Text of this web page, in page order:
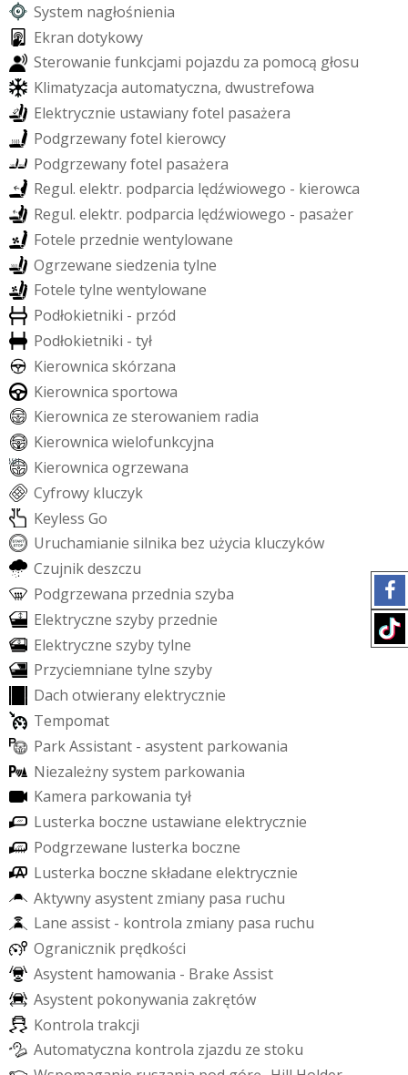
System nagłośnienia
Ekran dotykowy
Sterowanie funkcjami pojazdu za pomocą głosu
Klimatyzacja automatyczna, dwustrefowa
Elektrycznie ustawianyfotel pasażera
Podgrzewanyfotel kierowcy
Podgrzewanyfotel pasażera
Regul. elektr. podparcia lędźwiowego - kierowca
Regul. elektr. podparcia lędźwiowego - pasażer
Fotele przednie wentylowane
Ogrzewane siedzenia tylne
Fotele tylne wentylowane
Podłokietniki - przód
Podłokietniki - tył
Kierownica skórzana
Kierownica sportowa
Kierownica ze sterowaniem radia
Kierownica wielofunkcyjna
Kierownica ogrzewana
Cyfrowy kluczyk
Keyless Go
Uruchamianie silnika bez użycia kluczyków
Czujnikdeszczu
Podgrzewana przednia szyba
Elektryczne szyby przednie
Elektryczne szybytylne
Przyciemniane tylne szyby
Dach otwieranyelektrycznie
Tempomat
ParkAssistant - asystent parkowania
Niezależnysystem parkowania
Kamera parkowania tył
Lusterka boczne ustawiane elektrycznie
Podgrzewane lusterka boczne
Lusterka boczne składane elektrycznie
Aktywnyasystent zmiany pasa ruchu
Lane assist - kontrola zmiany pasa ruchu
Ogranicznik prędkości
Asystent hamowania - Brake Assist
Asystent pokonywania zakrętów
Kontrola trakcji
Automatyczna kontrola zjazdu ze stoku